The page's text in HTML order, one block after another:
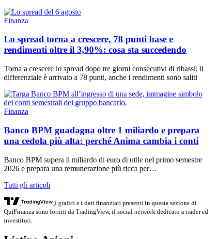
Finanza
Lo spread torna a crescere, 78 punti base e
rendimenti oltre il 3,90%: cosa sta succedendo
Torna a crescere lo spread dopo tre giorni consecutivi di ribassi; il
differenziale è arrivato a 78 punti, anche i rendimenti sono saliti
Finanza
Banco BPM guadagna oltre 1 miliardo e prepara
una cedola più alta: perché Anima cambia i conti
Banco BPM supera il miliardo di euro di utile nel primo semestre
2026 e prepara una remunerazione più ricca per…
Tutti gli articoli
I grafici e i dati finanziari presenti in questa sezione di
QuiFinanza sono forniti da TradingView, il social network dedicato a trader ed
investitori.